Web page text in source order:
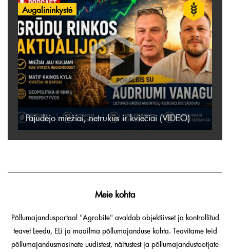
Augalininkystė
Pajudėjo miežiai, netrukus ir kviečiai (VIDEO)
Meie kohta
Põllumajandusportaal "Agrobitė" avaldab objektiivset ja kontrollitud
teavet Leedu, ELi ja maailma põllumajanduse kohta. Teavitame teid
põllumajandusmasinate uudistest, näitustest ja põllumajandustootjate